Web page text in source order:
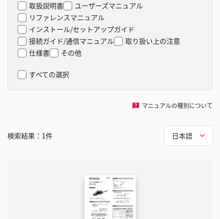
取扱説明書
ユーザーズマニュアル
リファレンスマニュアル
インストール/セットアップガイド
接続ガイド/通信マニュアル
取り扱い上の注意
仕様書
その他
すべての選択
マニュアルの種別について
検索結果： 1件 日本語